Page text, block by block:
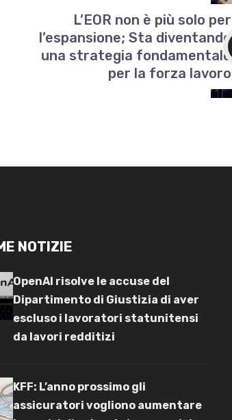
L’EOR non è più solo per
l’espansione; Sta diventando
una strategia fondamentale
per la forza lavoro
NOTIZIE
OpenAI risolve le accuse del
Dipartimento di Giustizia di aver
escluso i lavoratori statunitensi
da lavori redditizi
KFF: L’anno prossimo gli
assicuratori vogliono aumentare